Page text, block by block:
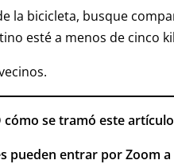
la bicicleta, busque
esté a menos de cinco
cómo se tramó este
pueden entrar por Zoom